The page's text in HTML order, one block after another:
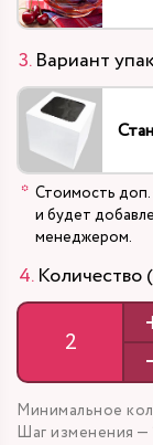
Вариант
Стоимость доп.
и будет
менеджером.
Количество
Минимальное
Шаг изменения —